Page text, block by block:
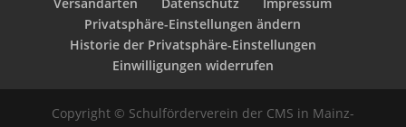
Privatsphäre-Einstellungen ändern
Historie der Privatsphäre-Einstellungen
Einwilligungen widerrufen
Copyright © Schulförderverein der CMS in Mainz-